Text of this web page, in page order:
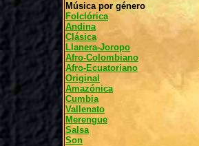
Música por género
Folclórica
Andina
Clásica
Llanera-Joropo
Afro-Colombiano
Afro-Ecuatoriano
Original
Amazónica
Cumbia
Vallenato
Merengue
Salsa
Son